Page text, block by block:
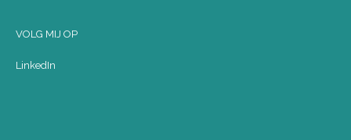
VOLG MIJ OP
LinkedIn